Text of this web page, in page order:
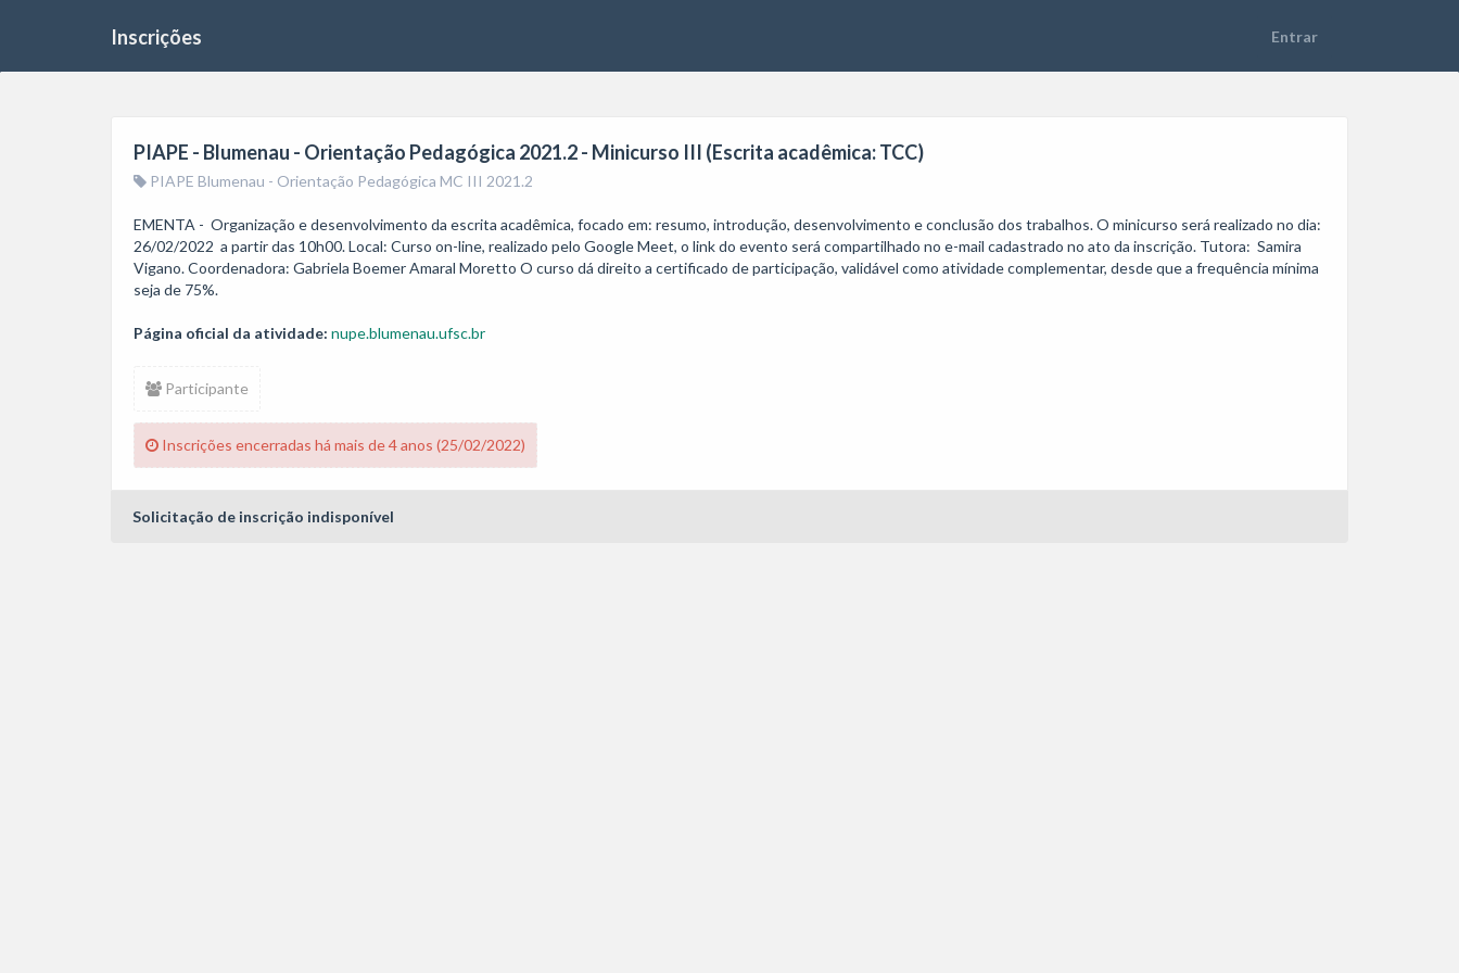
Inscrições
PIAPE - Blumenau - Orientação Pedagógica 2021.2 - Minicurso III (Escrita acadêmica: TCC)
PIAPE Blumenau - Orientação Pedagógica MC III 2021.2
EMENTA -  Organização e desenvolvimento da escrita acadêmica, focado em: resumo, introdução, desenvolvimento e conclusão dos trabalhos. O minicurso será realizado no dia:
26/02/2022  a partir das 10h00. Local: Curso on-line, realizado pelo Google Meet, o link do evento será compartilhado no e-mail cadastrado no ato da inscrição. Tutora:  Samira
Vigano. Coordenadora: Gabriela Boemer Amaral Moretto O curso dá direito a certificado de participação, validável como atividade complementar, desde que a frequência mínima
seja de 75%.
Página oficial da atividade: nupe.blumenau.ufsc.br
Participante
Inscrições encerradas há mais de 4 anos (25/02/2022)
Solicitação de inscrição indisponível